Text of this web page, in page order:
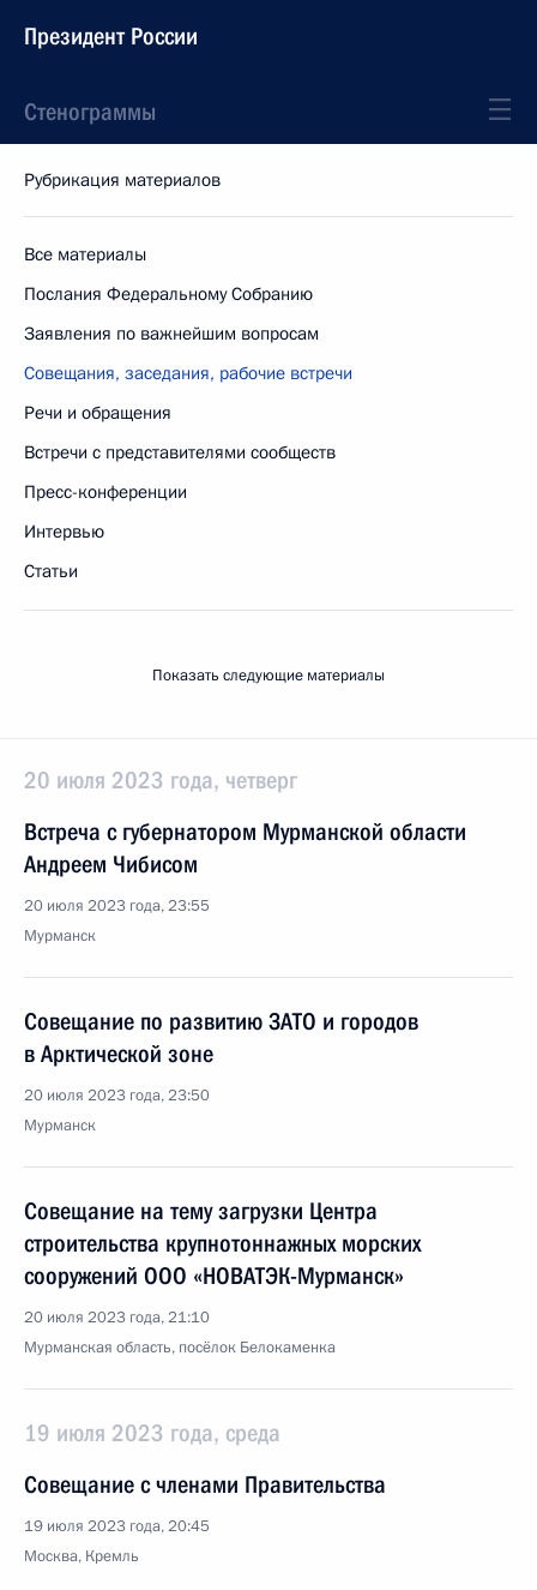
Президент России
Стенограммы
Рубрикация материалов
Все материалы
Послания Федеральному Собранию
Заявления по важнейшим вопросам
Совещания, заседания, рабочие встречи
Речи и обращения
Встречи с представителями сообществ
Пресс-конференции
Интервью
Статьи
Показать следующие материалы
20 июля 2023 года, четверг
Встреча с губернатором Мурманской области
Андреем Чибисом
20 июля 2023 года, 23:55
Мурманск
Совещание по развитию ЗАТО и городов
в Арктической зоне
20 июля 2023 года, 23:50
Мурманск
Совещание на тему загрузки Центра
строительства крупнотоннажных морских
сооружений ООО «НОВАТЭК-Мурманск»
20 июля 2023 года, 21:10
Мурманская область, посёлок Белокаменка
19 июля 2023 года, среда
Совещание с членами Правительства
19 июля 2023 года, 20:45
Москва, Кремль